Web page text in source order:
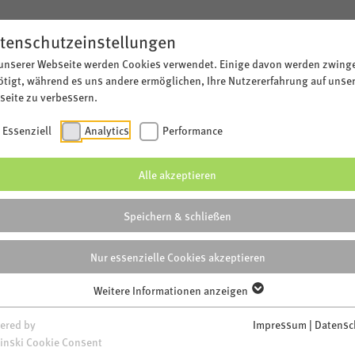
NETZ
KINDER VON
Webseite werden Cookies verwendet. Einige davon werden
während es uns andere ermöglichen, Ihre Nutzererfahrung auf
zu verbessern.
Essenziell Analytics Performance
Alle akzeptieren
Speichern & schließen
Nur essenzielle Cookies akzeptieren
Weitere Informationen anzeigen
by
Cookie Consent
Impressum |